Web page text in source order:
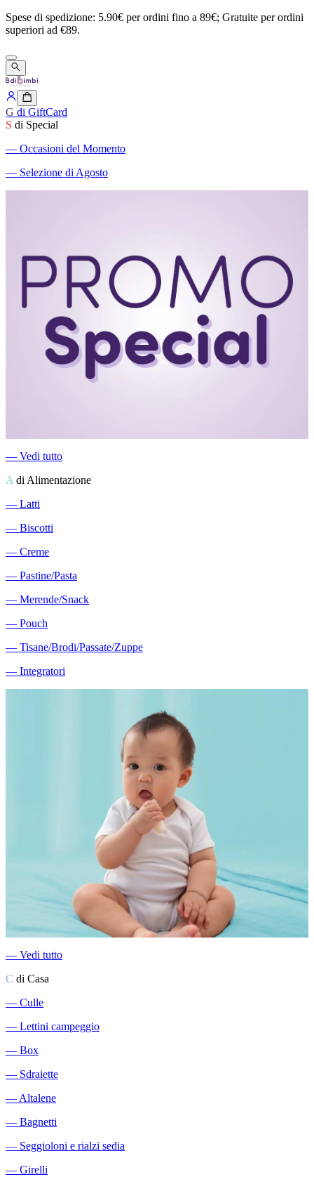
Spese di spedizione: 5.90€ perordini fino a 89€; Gratuite perordini
superiori ad €89.
G di GiftCard
S di Special
― Occasioni del Momento
― Selezione di Agosto
― Vedi tutto
A di Alimentazione
― Latti
― Biscotti
― Creme
― Pastine/Pasta
― Merende/Snack
― Pouch
― Tisane/Brodi/Passate/Zuppe
― Integratori
― Vedi tutto
C di Casa
― Culle
― Lettini campeggio
― Box
― Sdraiette
―Altalene
― Bagnetti
― Seggioloni e rialzi sedia
― Girelli